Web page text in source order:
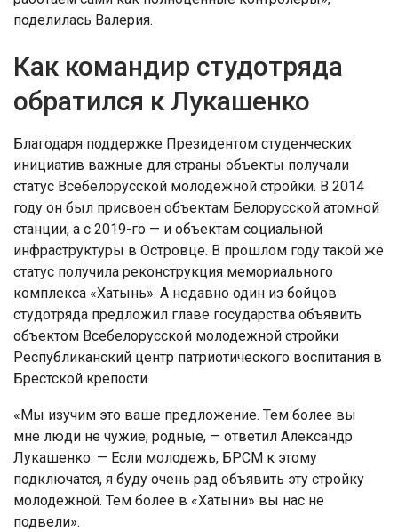
поделилась Валерия.
Как командир студотряда
обратился к Лукашенко
Благодаря поддержке Президентом студенческих
инициатив важные для страны объекты получали
статус Всебелорусской молодежной стройки. В 2014
году он был присвоен объектам Белорусской атомной
станции, а с 2019-го — и объектам социальной
инфраструктуры в Островце. В прошлом году такой же
статус получила реконструкция мемориального
комплекса «Хатынь». А недавно один из бойцов
студотряда предложил главе государства объявить
объектом Всебелорусской молодежной стройки
Республиканский центр патриотического воспитания в
Брестской крепости.
«Мы изучим это ваше предложение. Тем более вы
мне люди не чужие, родные, — ответил Александр
Лукашенко. — Если молодежь, БРСМ к этому
подключатся, я буду очень рад объявить эту стройку
молодежной. Тем более в «Хатыни» вы нас не
подвели».